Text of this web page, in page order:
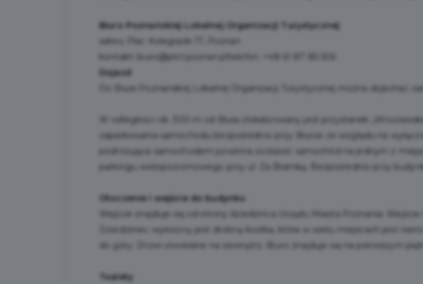
Biuro Poznańskiej Lokalnej Organizacji Turystycznej
adres: Plac Kolegiacki 17, Poznań
kontakt: biuro@plot.poznan.pltelefon: +48 61 87 85 506
Dojazd
Do Biura Poznańskiej Lokalnej Organizacji Turystycznej można dojechać
W odległości ok. 300 m od Biura zlokalizowany jest przystanek
zaparkowania samochodu bezpośrednio przy Biurze ze względu na
podróżująca samochodem powinna zostawić samochód na jednym z
parkingu wielopoziomowego przy ul. Za Bramką. Bezpośrednio przy
Otoczenie i wejście do budynku
Wejście znajduje się od strony dziedzińca Urzędu Miasta Poznania.
Dziedziniec wyłożony jest drobną kostka, która w wielu miejscach jest
do góry. Drzwi otwierane na zewnątrz. Biuro znajduje się na pierwszym
Toalety